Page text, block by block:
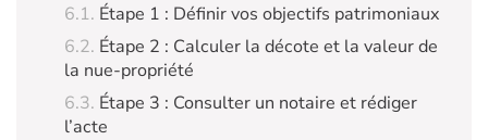
Étape 1 : Définir vos objectifs patrimoniaux
Étape 2 : Calculer la décote et la valeur de
la nue-propriété
Étape 3 : Consulter un notaire et rédiger
l’acte